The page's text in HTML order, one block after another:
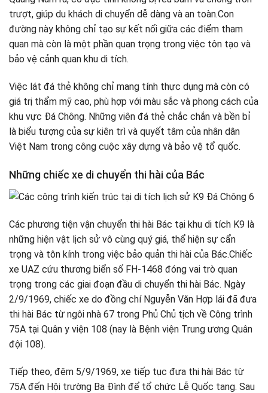
trượt, giúp du khách di chuyển dễ dàng và an toàn.Con
đường này không chỉ tạo sự kết nối giữa các điểm tham
quan mà còn là một phần quan trọng trong việc tôn tạo và
bảo vệ cảnh quan khu di tích.
Việc lát đá thẻ không chỉ mang tính thực dụng mà còn có
giá trị thẩm mỹ cao, phù hợp với màu sắc và phong cách của
khu vực Đá Chông. Những viên đá thẻ chắc chắn và bền bỉ
là biểu tượng của sự kiên trì và quyết tâm của nhân dân
Việt Nam trong công cuộc xây dựng và bảo vệ tổ quốc.
Những chiếc xe di chuyển thi hài của Bác
Các phương tiện vận chuyển thi hài Bác tại khu di tích K9 là
những hiện vật lịch sử vô cùng quý giá, thể hiện sự cẩn
trọng và tôn kính trong việc bảo quản thi hài của Bác.Chiếc
xe UAZ cứu thương biển số FH-1468 đóng vai trò quan
trọng trong các giai đoạn đầu di chuyển thi hài Bác. Ngày
2/9/1969, chiếc xe do đồng chí Nguyễn Văn Hợp lái đã đưa
thi hài Bác từ ngôi nhà 67 trong Phủ Chủ tịch về Công trình
75A tại Quân y viện 108 (nay là Bệnh viện Trung ương Quân
đội 108).
Tiếp theo, đêm 5/9/1969, xe tiếp tục đưa thi hài Bác từ
75A đến Hội trường Ba Đình để tổ chức Lễ Quốc tang. Sau